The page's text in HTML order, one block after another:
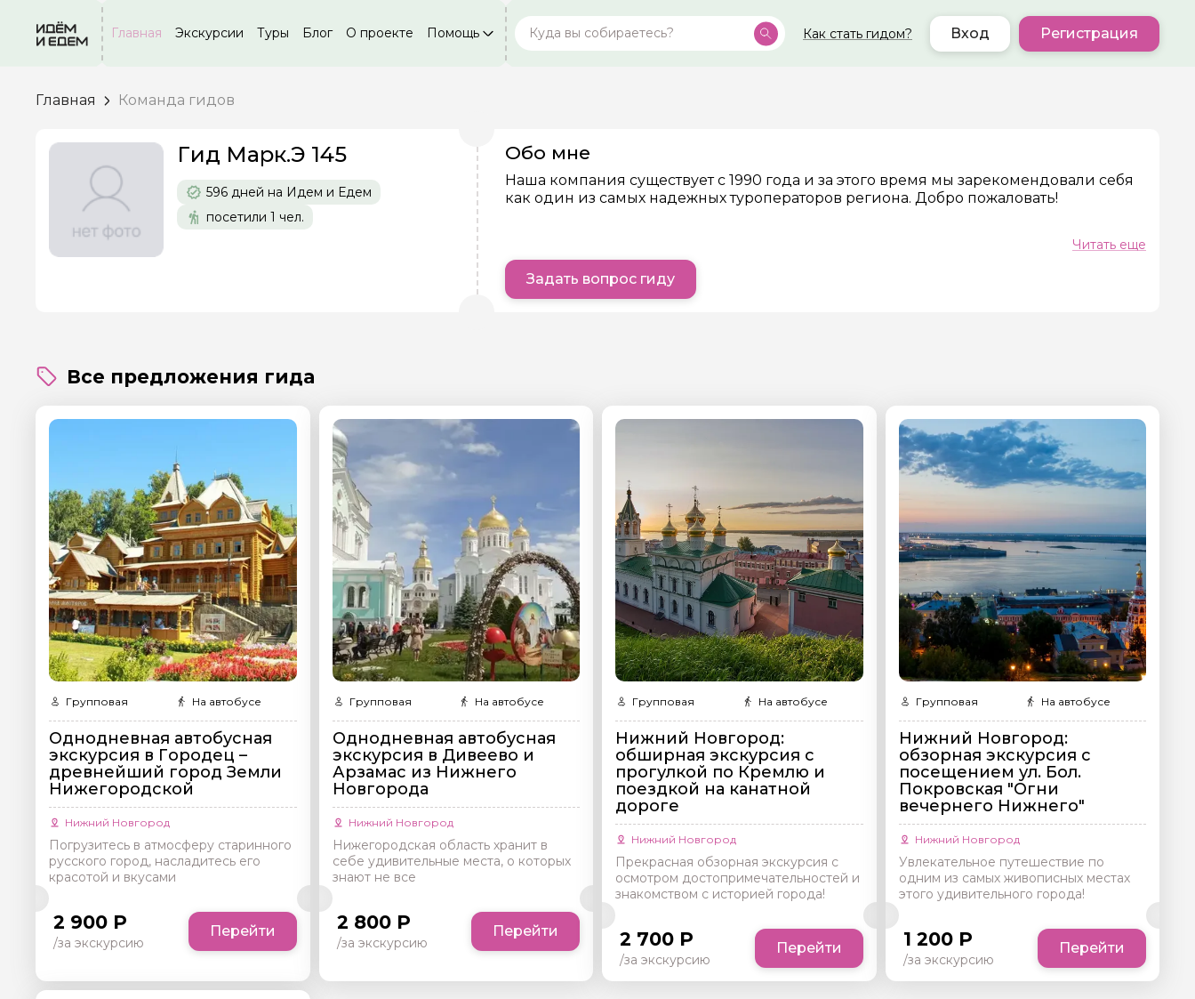
Главная Экскурсии Туры Блог О проекте Помощь
Нижний Новгород
Калининград 28 экскурсий
Россия
Как стать гидом? Вход Регистрация
Главная Команда гидов
Гид Марк.Э 145
596 дней на Идем и Едем
посетили 1 чел.
Обо мне
Наша компания существует с 1990 года и за этого время мы зарекомендовали себя
как один из самых надежных туроператоров региона. Добро пожаловать!
Читать еще
Задать вопрос гиду
Все предложения гида
Групповая На автобусе
Однодневная автобусная
экскурсия в Городец –
древнейший город Земли
Нижегородской
Нижний Новгород
Погрузитесь в атмосферу старинного
русского город, насладитесь его
красотой и вкусами
2 900 Р
/за экскурсию
Перейти
Групповая На автобусе
Однодневная автобусная
экскурсия в Дивеево и
Арзамас из Нижнего
Новгорода
Нижний Новгород
Нижегородская область хранит в
себе удивительные места, о которых
знают не все
2 800 Р
/за экскурсию
Перейти
Групповая На автобусе
Нижний Новгород:
обширная экскурсия с
прогулкой по Кремлю и
поездкой на канатной
дороге
Нижний Новгород
Прекрасная обзорная экскурсия с
осмотром достопримечательностей и
знакомством с историей города!
2 700 Р
/за экскурсию
Перейти
Групповая На автобусе
Нижний Новгород:
обзорная экскурсия с
посещением ул. Бол.
Покровская "Огни
вечернего Нижнего"
Нижний Новгород
Увлекательное путешествие по
одним из самых живописных местах
этого удивительного города!
1 200 Р
/за экскурсию
Перейти
Задайте свой вопрос гиду
Как вас зовут Ваша электронная почта Ваш номер телефона
Вопросы и комментарии
Если у вас есть интересующие вопросы, можете их задать
Я даю своё согласие на обработку
персональных данных